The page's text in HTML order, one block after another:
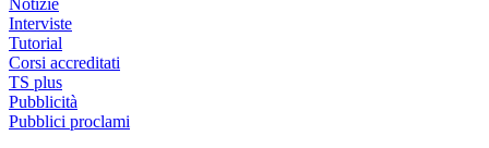
Notizie
Interviste
Tutorial
Corsi accreditati
TS plus
Pubblicità
Pubblici proclami